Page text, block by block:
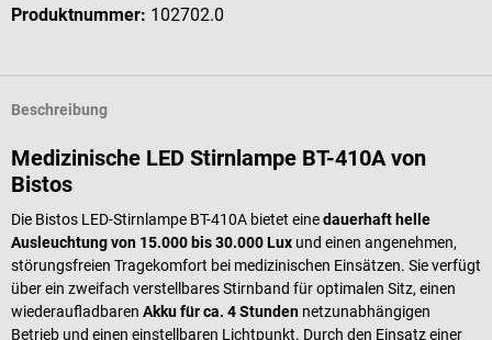
Produktnummer: 102702.0
Beschreibung
Medizinische LED Stirnlampe BT-410A von
Bistos
Die Bistos LED-Stirnlampe BT-410A bietet einedauerhaft helle
Ausleuchtung von 15.000 bis 30.000 Lux und einen angenehmen,
störungsfreien Tragekomfort bei medizinischen Einsätzen. Sie verfügt
über ein zweifach verstellbares Stirnband für optimalen Sitz, einen
wiederaufladbaren Akku für ca. 4 Stunden netzunabhängigen
Betrieb und einen einstellbaren Lichtpunkt. Durch den Einsatz einer